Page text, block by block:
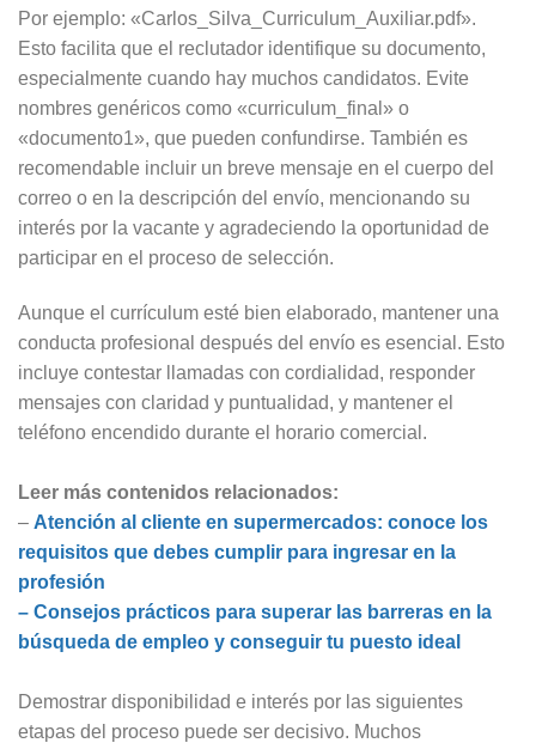
Por ejemplo: «Carlos_Silva_Curriculum_Auxiliar.pdf».
Esto facilita que el reclutador identifique su documento,
especialmente cuando hay muchos candidatos. Evite
nombres genéricos como «curriculum_final» o
«documento1», que pueden confundirse. También es
recomendable incluir un breve mensaje en el cuerpo del
correo o en la descripción del envío, mencionando su
interés por la vacante y agradeciendo la oportunidad de
participar en el proceso de selección.
Aunque el currículum esté bien elaborado, mantener una
conducta profesional después del envío es esencial. Esto
incluye contestar llamadas con cordialidad, responder
mensajes con claridad y puntualidad, y mantener el
teléfono encendido durante el horario comercial.
Leer más contenidos relacionados:
– Atención al cliente en supermercados: conoce los
requisitos que debes cumplir para ingresar en la
profesión
– Consejos prácticos para superar las barreras en la
búsqueda de empleo y conseguir tu puesto ideal
Demostrar disponibilidad e interés por las siguientes
etapas del proceso puede ser decisivo. Muchos